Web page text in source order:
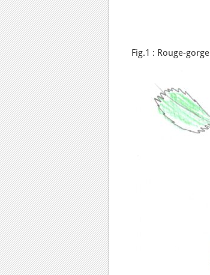
Fig.1 : Rouge-gorge